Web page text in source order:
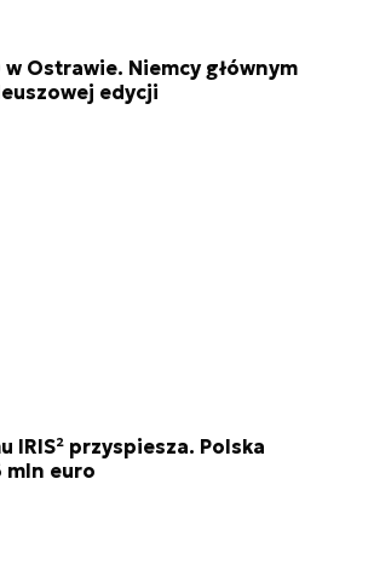
w Ostrawie. Niemcy głównym
edycji
IRIS² przyspiesza. Polska
mln euro